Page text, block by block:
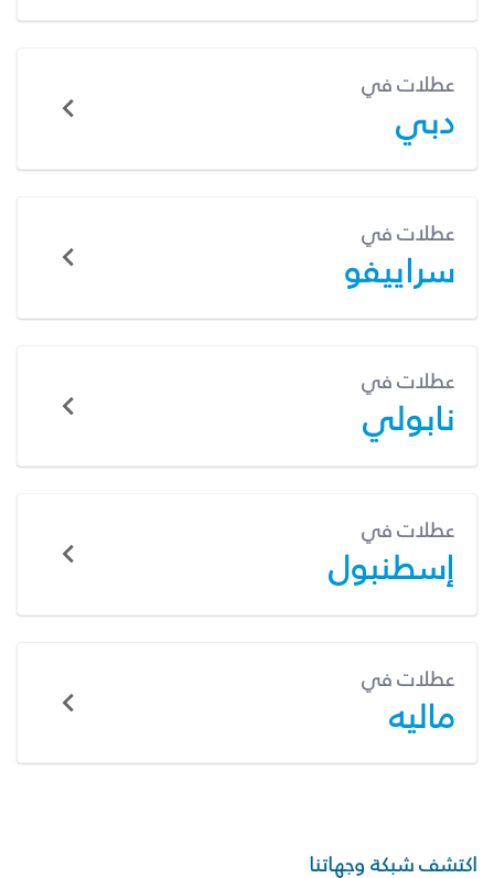
عطلات في
دبي
عطلات في
سراييفو
عطلات في
نابولي
عطلات في
إسطنبول
عطلات في
ماليه
اكتشف شبكة وجهاتنا